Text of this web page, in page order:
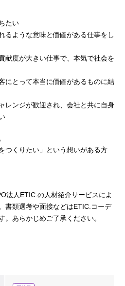
たい
るような意味と価値がある仕事をし
献度が大きい仕事で、本気で社会を
にとって本当に価値があるものに結
レンジが歓迎され、会社と共に自身
つくりたい」という想いがある方
法人ETIC.の人材紹介サービスによ
書類選考や面接などはETIC.コーデ
。あらかじめご了承ください。